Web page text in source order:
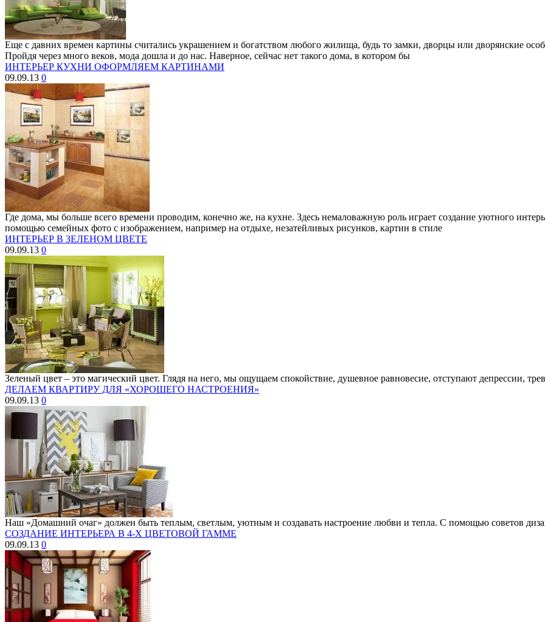
Еще с давних времен картины считались украшением и богатством любого жилища, будь то замки, дворцы или дворянские
Пройдя через много веков, мода дошла и до нас. Наверное, сейчас нет такого дома, в котором бы
ИНТЕРЬЕР КУХНИ ОФОРМЛЯЕМ КАРТИНАМИ
09.09.13 0
Где дома, мы больше всего времени проводим, конечно же, на кухне. Здесь немаловажную роль играет создание уютного
помощью семейных фото c изображением, например на отдыхе, незатейливых рисунков, картин в стиле
ИНТЕРЬЕР В ЗЕЛЕНОМ ЦВЕТЕ
09.09.13 0
Зеленый цвет – это магический цвет. Глядя на него, мы ощущаем спокойствие, душевное равновесие, отступают депрессии,
ДЕЛАЕМ КВАРТИРУ ДЛЯ «ХОРОШЕГО НАСТРОЕНИЯ»
09.09.13 0
Наш «Домашний очаг» должен быть теплым, светлым, уютным и создавать настроение любви и тепла. С помощью советов
СОЗДАНИЕ ИНТЕРЬЕРА В 4-Х ЦВЕТОВОЙ ГАММЕ
09.09.13 0